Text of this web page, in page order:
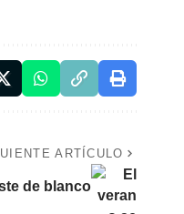
ARTÍCULO
de blanco